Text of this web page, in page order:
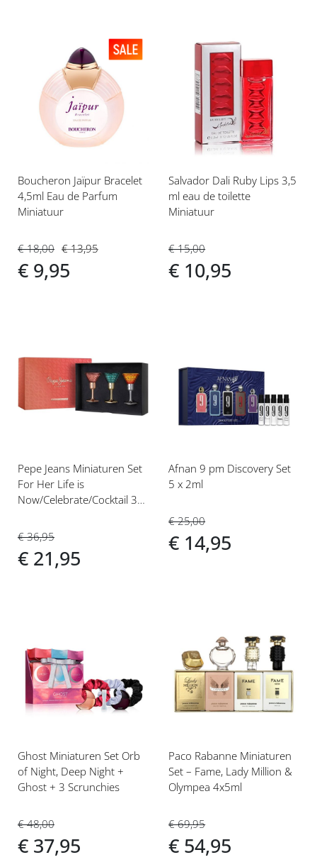
Voeg
toe
aan
verlanglijst
Boucheron Jaïpur Bracelet
4,5ml Eau de Parfum
Miniatuur
€ 18,00
€ 9,95
€ 13,95
Voeg
toe
aan
verlanglijst
Salvador Dali Ruby Lips 3,5
ml eau de toilette
Miniatuur
€ 15,00
€ 10,95
Voeg
aan
verlanglijst
Pepe Jeans Miniaturen Set
For Her Life is
Now/Celebrate/Cocktail 3x
€ 36,95
€ 21,95
toe
aan
verlanglijst
Afnan 9 pm Discovery Set
5 x 2ml
€ 25,00
€ 14,95
toe
aan
verlanglijst
Ghost Miniaturen Set Orb
of Night, Deep Night +
Ghost + 3 Scrunchies
€ 48,00
€ 37,95
toe
aan
verlanglijst
Paco Rabanne Miniaturen
Set – Fame, Lady Million &
Olympea 4x5ml
€ 69,95
€ 54,95